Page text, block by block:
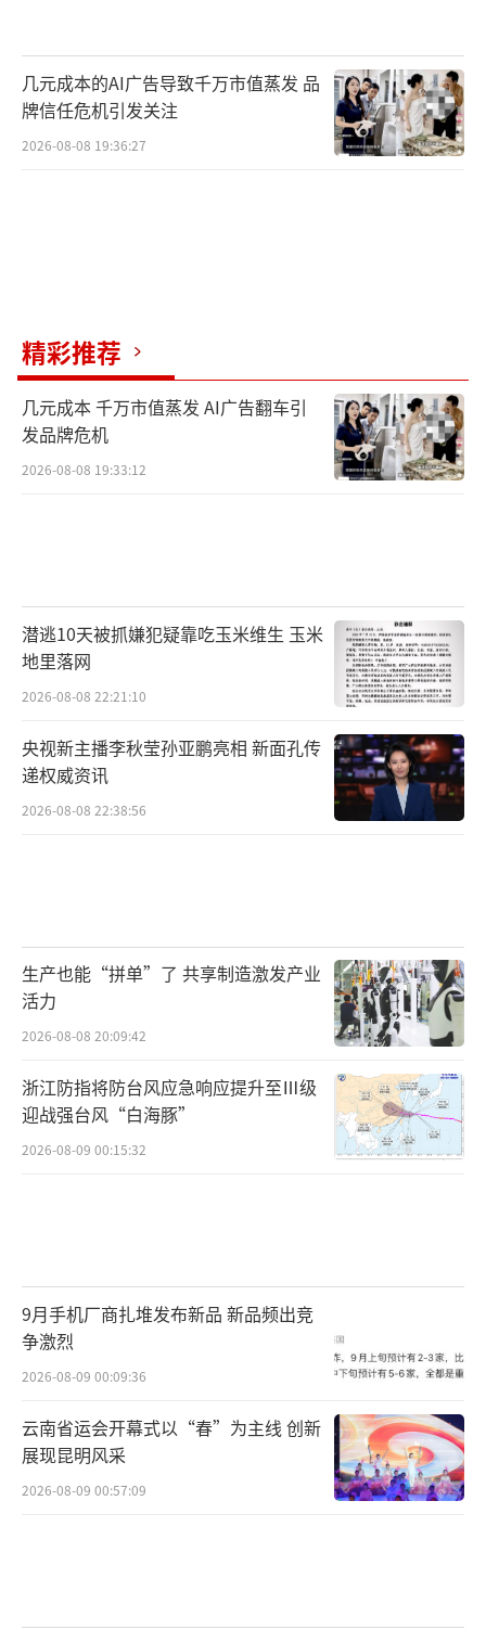
查上锁的文件柜时被拒。赵德汉以涉及国家机
密为由，拒绝打开办公室上锁的柜子，并声称
必须领导同意才可打开，之后该单位纪委领导
几元成本的AI广告导致千万市值蒸发 品
牌信任危机引发关注
2026-08-08 19:36:27
精彩推荐
几元成本 千万市值蒸发 AI广告翻车引
发品牌危机
2026-08-08 19:33:12
潜逃10天被抓嫌犯疑靠吃玉米维生 玉米
地里落网
2026-08-08 22:21:10
央视新主播李秋莹孙亚鹏亮相 新面孔传
递权威资讯
2026-08-08 22:38:56
生产也能“拼单”了 共享制造激发产业
活力
2026-08-08 20:09:42
浙江防指将防台风应急响应提升至Ⅲ级
迎战强台风“白海豚”
2026-08-09 00:15:32
9月手机厂商扎堆发布新品 新品频出竞
争激烈
2026-08-09 00:09:36
云南省运会开幕式以“春”为主线 创新
展现昆明风采
2026-08-09 00:57:09